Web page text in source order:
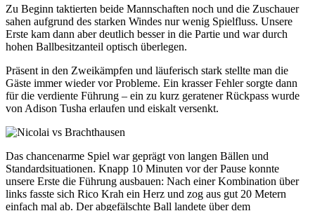
Zu Beginn taktierten beide Mannschaften noch und die Zuschauer
sahen aufgrund des starken Windes nur wenig Spielfluss. Unsere
Erste kam dann aber deutlich besser in die Partie und war durch
hohen Ballbesitzanteil optisch überlegen.
Präsent in den Zweikämpfen und läuferisch stark stellte man die
Gäste immer wieder vor Probleme. Ein krasser Fehler sorgte dann
für die verdiente Führung – ein zu kurz geratener Rückpass wurde
von Adison Tusha erlaufen und eiskalt versenkt.
Das chancenarme Spiel war geprägt von langen Bällen und
Standardsituationen. Knapp 10 Minuten vor der Pause konnte
unsere Erste die Führung ausbauen: Nach einer Kombination über
links fasste sich Rico Krah ein Herz und zog aus gut 20 Metern
einfach mal ab. Der abgefälschte Ball landete über dem